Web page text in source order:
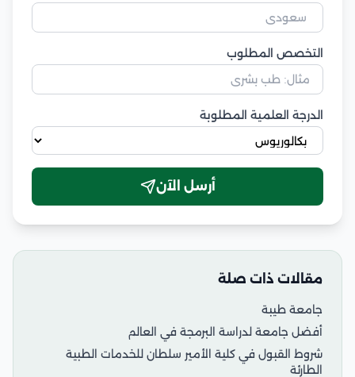
التخصص المطلوب
الدرجة العلمية المطلوبة
أرسل الآن
مقالات ذات صلة
جامعة طيبة
أفضل جامعة لدراسة البرمجة في العالم
شروط القبول في كلية الأمير سلطان للخدمات الطبية
الطارئة